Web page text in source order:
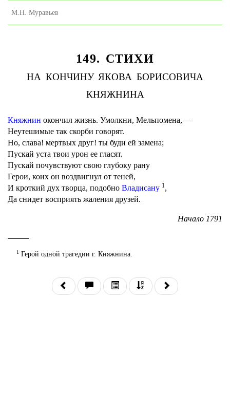
М.Н. Муравьев
149. СТИХИ
НА КОНЧИНУ ЯКОВА БОРИСОВИЧА
КНЯЖНИНА
Княжнин окончил жизнь. Умолкни, Мельпомена, —
Неутешимые так скорби говорят.
Но, слава! мертвых друг! ты буди ей замена;
Пускай уста твои урон ее гласят.
Пускай почувствуют свою глубоку рану
Герои, коих он воздвигнул от теней,
И кроткий дух творца, подобно Владисану 1,
Да снидет восприять жаления друзей.
Начало 1791
1Герой одной трагедии г. Княжнина.